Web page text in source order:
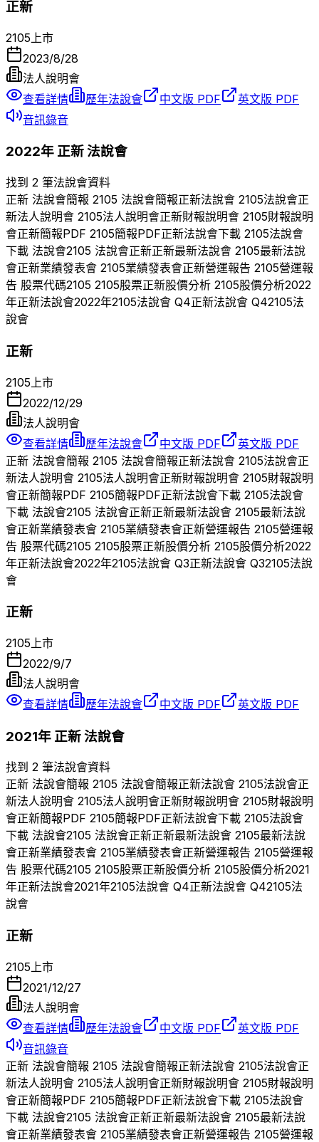
正新
2105 上市
2023/8/28
法人說明會
查看詳情
歷年法說會 中文版 PDF
英文版 PDF
音訊錄音
2022年 正新法說會
找到 2 筆法說會資料
正新 法說會簡報 2105 法說會簡報正新法說會 2105法說會正
新法人說明會 2105法人說明會正新財報說明會 2105財報說明
會正新簡報PDF 2105簡報PDF正新法說會下載 2105法說會
下載 法說會2105 法說會正新正新最新法說會 2105最新法說
會正新業績發表會 2105業績發表會正新營運報告 2105營運報
告 股票代碼2105 2105股票正新股價分析 2105股價分析2022
年正新法說會2022年2105法說會 Q4正新法說會 Q42105法
說會
正新
2105 上市
2022/12/29
法人說明會
查看詳情
歷年法說會 中文版 PDF
英文版 PDF
正新 法說會簡報 2105 法說會簡報正新法說會 2105法說會正
新法人說明會 2105法人說明會正新財報說明會 2105財報說明
會正新簡報PDF 2105簡報PDF正新法說會下載 2105法說會
下載 法說會2105 法說會正新正新最新法說會 2105最新法說
會正新業績發表會 2105業績發表會正新營運報告 2105營運報
告 股票代碼2105 2105股票正新股價分析 2105股價分析2022
年正新法說會2022年2105法說會 Q3正新法說會 Q32105法說
會
正新
2105上市
2022/9/7
法人說明會
查看詳情
歷年法說會 中文版 PDF 英文版 PDF
2021年 正新法說會
找到 2 筆法說會資料
正新 法說會簡報 2105 法說會簡報正新法說會 2105法說會正
新法人說明會 2105法人說明會正新財報說明會 2105財報說明
會正新簡報PDF 2105簡報PDF正新法說會下載 2105法說會
下載 法說會2105 法說會正新正新最新法說會 2105最新法說
會正新業績發表會 2105業績發表會正新營運報告 2105營運報
告 股票代碼2105 2105股票正新股價分析 2105股價分析2021
年正新法說會2021年2105法說會 Q4正新法說會 Q42105法
說會
正新
2105 上市
2021/12/27
法人說明會
查看詳情
歷年法說會 中文版 PDF
英文版 PDF
音訊錄音
正新 法說會簡報 2105 法說會簡報正新法說會 2105法說會正
新法人說明會 2105法人說明會正新財報說明會 2105財報說明
會正新簡報PDF 2105簡報PDF正新法說會下載 2105法說會
下載 法說會2105 法說會正新正新最新法說會 2105最新法說
會正新業績發表會 2105業績發表會正新營運報告 2105營運報